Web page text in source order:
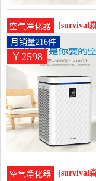
空气净化器
[survival
精灵智能
￥2598
月销量216件
空气净化器
[survival